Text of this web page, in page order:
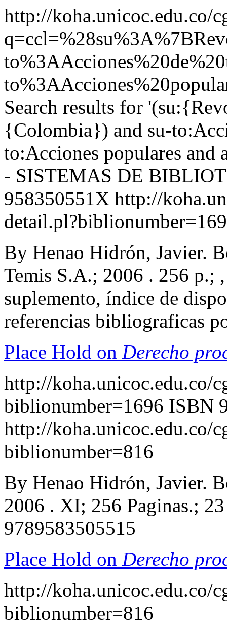
http://koha.unicoc.edu.co/
Search results for
{Colombia}) and su-
to:Acciones populares and
- SISTEMAS DE
958350551X http://
By Henao Hidrón, Javier.
Temis S.A.; 2006 . 256 p.;
suplemento, índice de
referencias bibliograficas
Place Hold on Derecho
http://koha.unicoc.edu.co/
biblionumber=1696 ISBN
http://koha.unicoc.edu.co/
biblionumber=816
By Henao Hidrón, Javier.
2006 . XI; 256 Paginas.;
9789583505515
Place Hold on Derecho
http://koha.unicoc.edu.co/
biblionumber=816